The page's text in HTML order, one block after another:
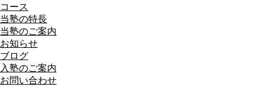
コース
当塾の特長
当塾のご案内
お知らせ
ブログ
入塾のご案内
お問い合わせ